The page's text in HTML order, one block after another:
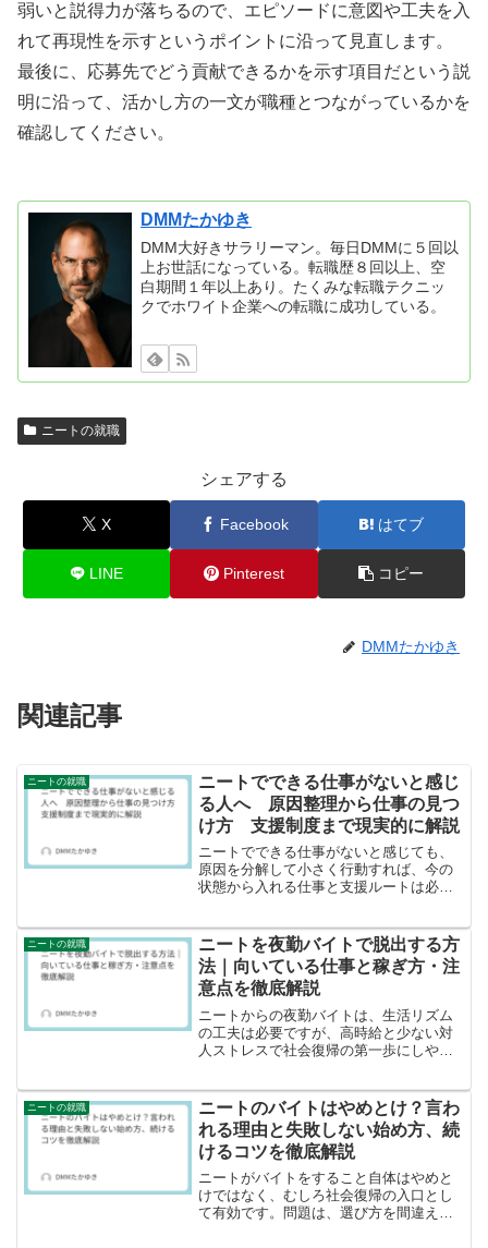
弱いと説得力が落ちるので、エピソードに意図や工夫を入
れて再現性を示すというポイントに沿って見直します。
最後に、応募先でどう貢献できるかを示す項目だという説
明に沿って、活かし方の一文が職種とつながっているかを
確認してください。
DMMたかゆき
DMM大好きサラリーマン。毎日DMMに５回以
上お世話になっている。転職歴８回以上、空
白期間１年以上あり。たくみな転職テクニッ
クでホワイト企業への転職に成功している。
ニートの就職
シェアする
X Facebook はてブ
LINE Pinterest コピー
DMMたかゆき
関連記事
ニートの就職
ニートでできる仕事がないと感じ
る人へ 原因整理から仕事の見つ
け方 支援制度まで現実的に解説
ニートでできる仕事がないと感じても、
原因を分解して小さく行動すれば、今の
状態から入れる仕事と支援ルートは必ず
りやすい職種、サポステやジョブカフェ
などの支援、応募が通りや...
ニートの就職
ニートを夜勤バイトで脱出する方
法｜向いている仕事と稼ぎ方・注
意点を徹底解説
ニートからの夜勤バイトは、生活リズム
の工夫は必要ですが、高時給と少ない対
人ストレスで社会復帰の第一歩にしやす
ため、日勤よりハードルが低い場合もあ
ります。ニートに夜勤バ...
ニートの就職
ニートのバイトはやめとけ？言わ
れる理由と失敗しない始め方、続
けるコツを徹底解説
ニートがバイトをすること自体はやめと
けではなく、むしろ社会復帰の入口とし
て有効です。問題は、選び方を間違える